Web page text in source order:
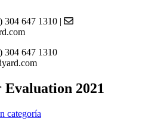
304 647 1310 |
304 647 1310
2021
categoría